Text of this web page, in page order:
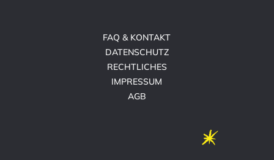
FAQ & KONTAKT
DATENSCHUTZ
RECHTLICHES
IMPRESSUM
AGB